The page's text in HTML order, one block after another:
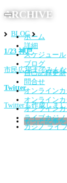
Toggle
ホーム
詳細
スケジュール
ブログ
自己記録更新
問合せ
オンライン
オンラインカ
オンライン
ライブカジノ
カジノ ライ
ARCHIVE
BLOG
1/23 神戸
市民広場までみん
Twitter
Twitterも作成しま
もっと記事を